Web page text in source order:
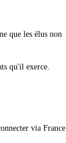
que les élus non
qu'il exerce.
via France